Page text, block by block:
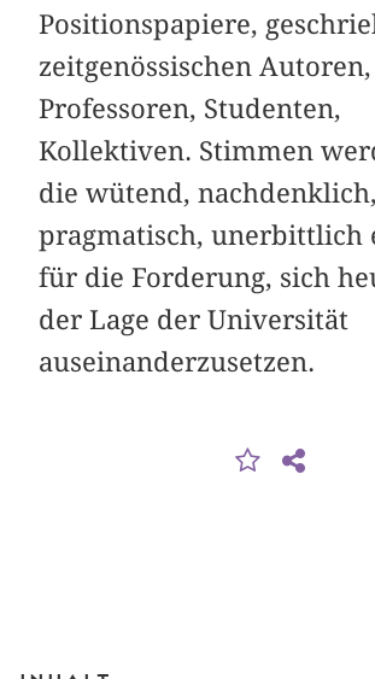
Positionspapiere,
zeitgenössischen
Professoren, Studenten,
Kollektiven. Stimmen
die wütend, nachdenklich,
pragmatisch, unerbittlich
für die Forderung, sich
der Lage der Universität
auseinanderzusetzen.